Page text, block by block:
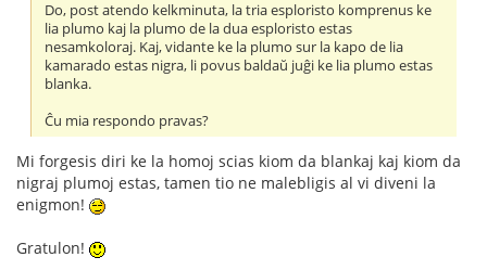
Do, post atendo kelkminuta, la tria esploristo komprenus ke
lia plumo kaj la plumo de la dua esploristo estas
nesamkoloraj. Kaj, vidante ke la plumo sur la kapo de lia
kamarado estas nigra, li povus baldaŭ juĝi ke lia plumo estas
blanka.
Ĉu mia respondo pravas?
Mi forgesis diri ke la homoj scias kiom da blankaj kaj kiom da
nigraj plumoj estas, tamen tio ne malebligis al vi diveni la
enigmon!
Gratulon!